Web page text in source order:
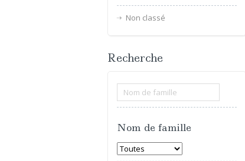
Non classé
Recherche
Nom de famille